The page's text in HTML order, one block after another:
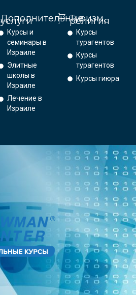
Дополнительные
услуги
Курсы и
семинары в
Израиле
Элитные
школы в
Израиле
Лечение в
Израиле
Туризм,
религия
Курсы
турагентов
Курсы
турагентов
Курсы гиюра